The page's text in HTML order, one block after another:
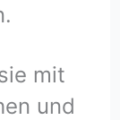
mit
und